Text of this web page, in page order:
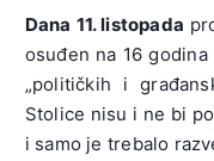
Dana 11. listopada
osuđen na 16
„političkih i
Stolice nisu i ne bi
i samo je trebalo